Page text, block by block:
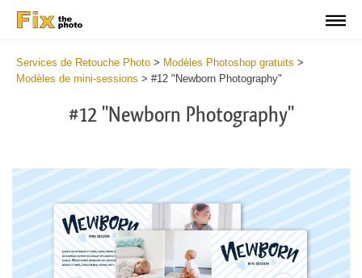
Services de Retouche Photo > Modèles Photoshop gratuits >
Modèles de mini-sessions > #12 "Newborn Photography"
#12 "Newborn Photography"